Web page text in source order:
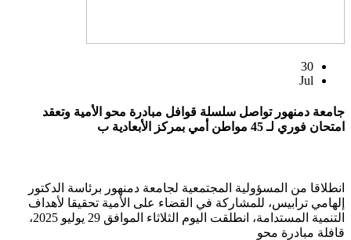
30
Jul
جامعة دمنهور تواصل سلسلة قوافل مبادرة محو الأمية وتعقد
امتحان فوري لـ 45 مواطن أمي بمركز الأبعادية ب
انطلاقا من المسؤولية المجتمعية لجامعة دمنهور برئاسة الدكتور
إلهامي ترابيس، للمشاركة في القضاء على الأمية تحقيقا لأهداف
التنمية المستدامة، انطلقت اليوم الثلاثاء الموافق 29 يوليو 2025،
قافلة مبادرة محو